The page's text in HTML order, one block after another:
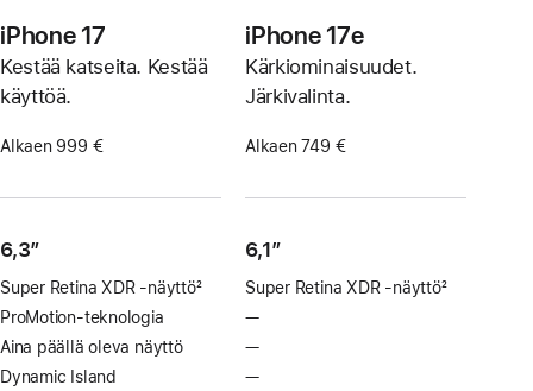
iPhone 17
Kestää katseita. Kestää
käyttöä.
Alkaen 999 €
6,3”
Super Retina XDR ‑näyttö
Alaviite
2
ProMotion-teknologia
Aina päällä oleva näyttö
Dynamic Island
iPhone 17e
Kärkiominaisuudet.
Järkivalinta.
Alkaen 749 €
6,1″
Super Retina XDR ‑näyttö2
—Ei
—Ei
—Ei